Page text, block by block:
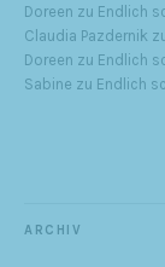
Doreen zu Endlich
Claudia Pazdernik
Doreen zu Endlich
Sabine zu Endlich
ARCHIV